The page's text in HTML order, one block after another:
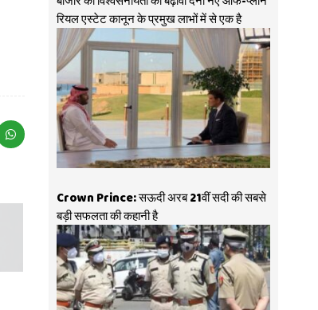
रियल एस्टेट कानून के प्रमुख लाभों में से एक है
Crown Prince: सऊदी अरब 21वीं सदी की सबसे
बड़ी सफलता की कहानी है